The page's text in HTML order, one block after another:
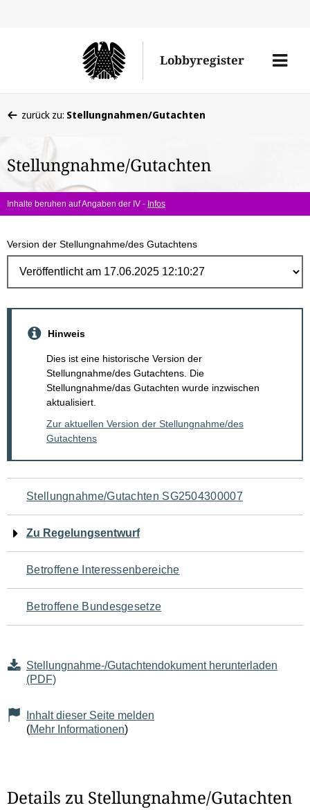
Lobbyregister
Menü
befinden
hier:
zurück zu: Stellungnahmen/Gutachten
Stellungnahme/Gutachten
Inhalte beruhen auf Angaben der IV - Infos
Version der Stellungnahme/des Gutachtens
Hinweis
Dies ist eine historische Version der
Stellungnahme/des Gutachtens. Die
Stellungnahme/das Gutachten wurde inzwischen
aktualisiert.
Zur aktuellen Version der Stellungnahme/des
Gutachtens
Navigation
für
den
Seiteninhalt
Stellungnahme/Gutachten SG2504300007
Zu Regelungsentwurf
Betroffene Interessenbereiche
Betroffene Bundesgesetze
Stellungnahme-/Gutachtendokument herunterladen
(PDF)
Inhalt dieser Seite melden
(Mehr Informationen)
Details zu Stellungnahme/Gutachten